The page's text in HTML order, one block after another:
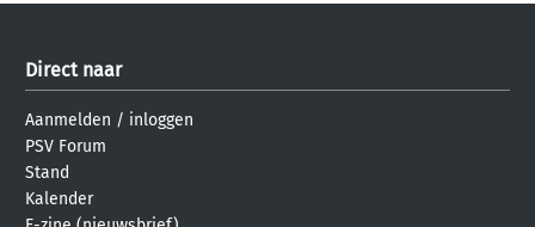
Direct naar
Aanmelden / inloggen
PSV Forum
Stand
Kalender